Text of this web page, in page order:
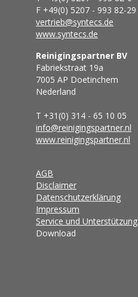
F +49(0) 5207 - 993 82-29
vertrieb@syntecs.de
www.syntecs.de
Reinigingspartner BV
Fabriekstraat 19a
7005 AP Doetinchem
Nederland
T +31(0) 314 - 65 10 05
info@reinigingspartner.nl
www.reinigingspartner.nl
AGB
Disclaimer
Datenschutzerklärung
Impressum
Service und Unterstützung
Download